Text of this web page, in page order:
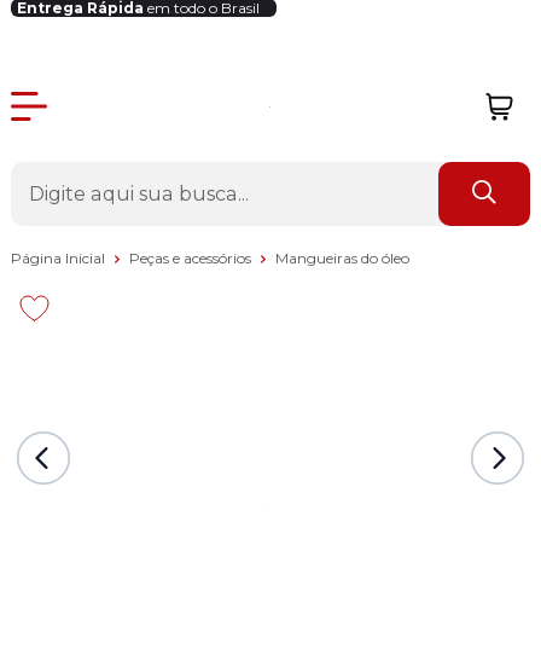
Entrega Rápida em todo o Brasil
Login Revendedor
Página Inicial Peças e acessórios Mangueiras do óleo